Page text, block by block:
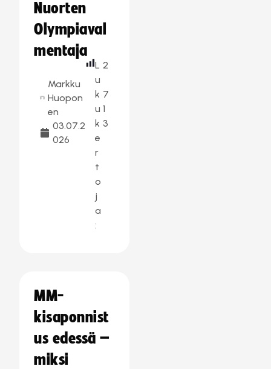
Nuorten
Olympiaval
mentaja
Markku
Huopon
en
03.07.2
026
L
u
k
u
k
e
r
t
o
j
a
:
2
7
1
3
MM-
kisaponnist
us edessä –
miksi